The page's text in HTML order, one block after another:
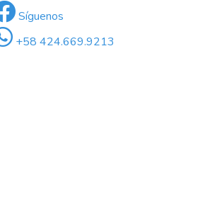
Síguenos
+58 424.669.9213